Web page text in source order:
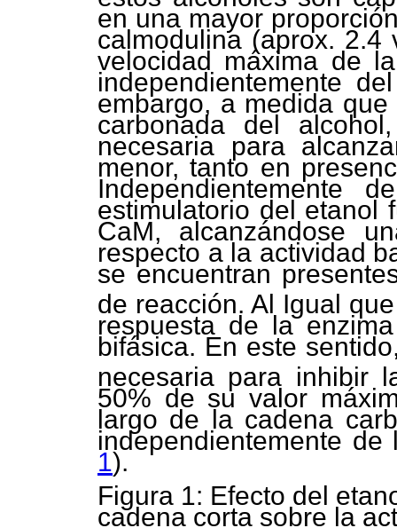
en una mayor
calmodulina (aprox.
velocidad máxima de
independientemente
embargo, a medida
carbonada del
necesaria para
menor, tanto en
Independientemente
estimulatorio del etanol
CaM, alcanzándose
respecto a la actividad
se encuentran
de reacción. Al Igual
respuesta de la
bifásica. En este
necesaria para inhibir
50% de su valor
largo de la cadena
independientemente
1).
Figura 1: Efecto del
cadena corta sobre la